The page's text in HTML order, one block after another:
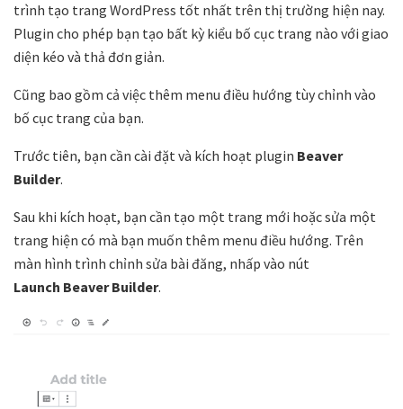
trình tạo trang WordPress tốt nhất trên thị trường hiện nay.
Plugin cho phép bạn tạo bất kỳ kiểu bố cục trang nào với giao
diện kéo và thả đơn giản.
Cũng bao gồm cả việc thêm menu điều hướng tùy chỉnh vào
bố cục trang của bạn.
Trước tiên, bạn cần cài đặt và kích hoạt plugin Beaver
Builder.
Sau khi kích hoạt, bạn cần tạo một trang mới hoặc sửa một
trang hiện có mà bạn muốn thêm menu điều hướng. Trên
màn hình trình chỉnh sửa bài đăng, nhấp vào nút
Launch Beaver Builder.